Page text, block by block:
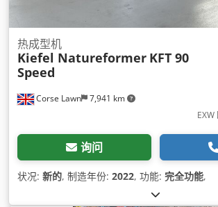
Corse Lawn 7,941 km
热成型机
Kiefel Natureformer KFT 90
Speed
询问
状况: 新的, 制造年份: 2022, 功能: 完全功能,